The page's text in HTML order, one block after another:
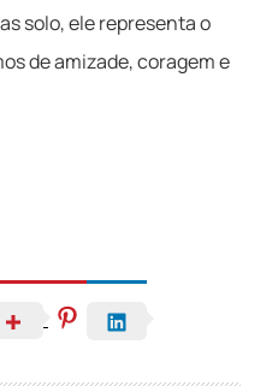
solo, ele representa o
de amizade, coragem e